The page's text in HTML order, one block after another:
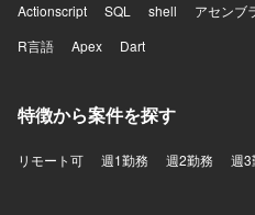
Actionscript
SQL shell アセンブ
R言語
Apex Dart
特徴から案件を探す
リモート可 週1勤務 週2勤務 週3